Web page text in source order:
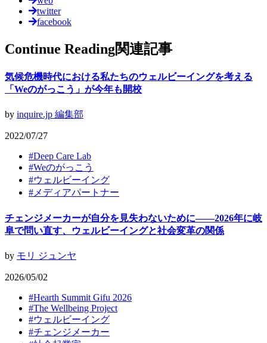
twitter
facebook
Continue Reading関連記事
気候危機時代における私たちのウェルビーイングを考える
「Weのがっこう」が今年も開校
by inquire.jp 編集部
2022/07/27
#Deep Care Lab
#Weのがっこう
#ウェルビーイング
# メディアパートナー
チェンジメーカーが自分を見失わないために——2026年に岐
阜で問い直す、ウェルビーイングと社会変革の関係
by モリ ジュンヤ
2026/05/02
#Hearth Summit Gifu 2026
#The Wellbeing Project
#ウェルビーイング
#チェンジメーカー